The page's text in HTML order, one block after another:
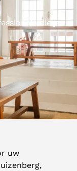
die je
uw